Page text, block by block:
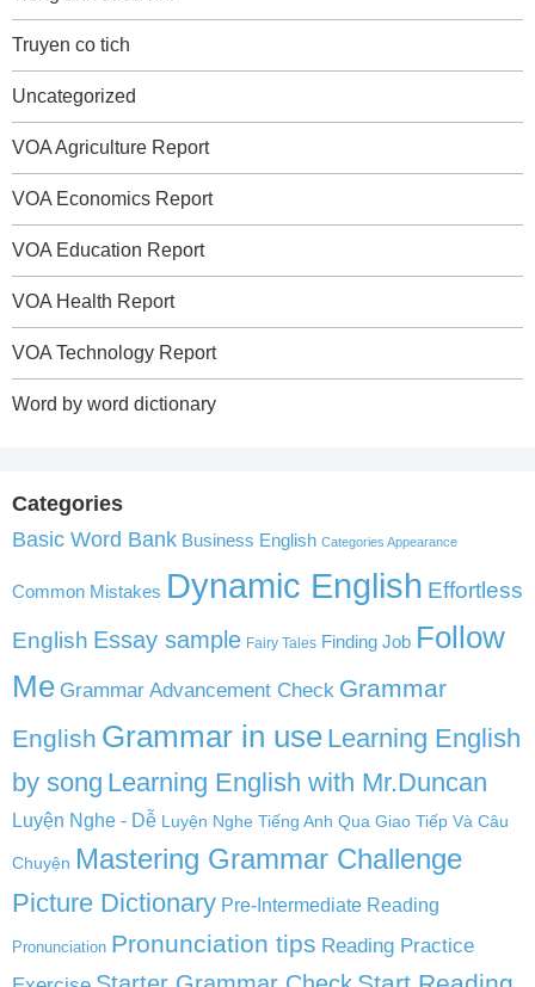
Truyen co tich
Uncategorized
VOA Agriculture Report
VOA Economics Report
VOA Education Report
VOA Health Report
VOA Technology Report
Word by word dictionary
Categories
Basic Word Bank Business English Categories Appearance
Common Mistakes Dynamic English Effortless
English Essay sample Fairy Tales Finding Job Follow
Me Grammar Advancement Check Grammar
English Grammar in use Learning English
by song Learning English with Mr.Duncan
Luyện Nghe - Dễ Luyện Nghe Tiếng Anh Qua Giao Tiếp Và Câu
Chuyện Mastering Grammar Challenge
Picture Dictionary Pre-Intermediate Reading
Pronunciation Pronunciation tips Reading Practice